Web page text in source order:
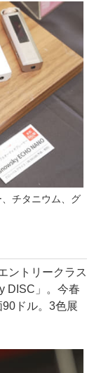
チタニウム、グ
ントリークラス
DISC」。今春
ドル。3色展